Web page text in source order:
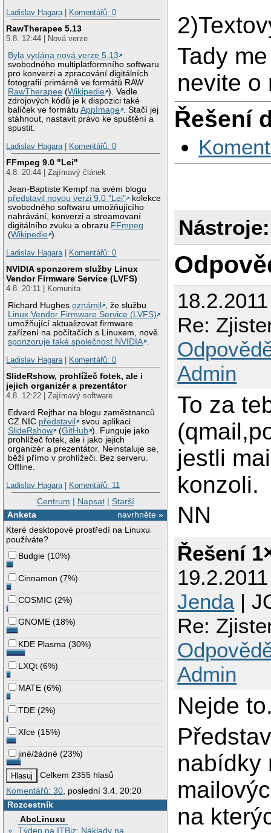
Ladislav Hagara| Komentářů: 0
RawTherapee 5.13
5.8. 12:44 | Nová verze
Byla vydána nová verze 5.13
svobodného multiplatformního softwaru
pro konverzi a zpracování digitálních
fotografií primárně ve formátů RAW
RawTherapee (Wikipedie ). Vedle
zdrojových kódů je k dispozici také
balíček ve formátuAppImage . Stačí jej
stáhnout, nastavit právo ke spuštění a
spustit.
Ladislav Hagara| Komentářů: 0
FFmpeg 9.0 "Lei"
4.8. 20:44 | Zajímavý článek
Jean-Baptiste Kempf na svém blogu
představil novou verzi 9.0 "Lei"
kolekce
svobodného softwaru umožňujícího
nahrávání, konverzi a streamovaní
digitálního zvuku a obrazu FFmpeg
(Wikipedie ).
Ladislav Hagara| Komentářů: 0
NVIDIA sponzorem služby Linux
Vendor Firmware Service (LVFS)
4.8. 20:11 | Komunita
Richard Hughesoznámil
, že službu
Linux Vendor Firmware Service (LVFS)
umožňující aktualizovat firmware
zařízení na počítačích s Linuxem, nově
sponzoruje také společnost NVIDIA .
Ladislav Hagara| Komentářů: 0
SlideRshow, prohlížeč fotek, ale i
jejich organizér a prezentátor
4.8. 12:22 | Zajímavý software
Edvard Rejthar na blogu zaměstnanců
CZ.NIC představil
svou aplikaci
SlideRshow
(GitHub ). Funguje jako
prohlížeč fotek, ale i jako jejich
organizér a prezentátor. Neinstaluje se,
běží přímo v prohlížeči. Bez serveru.
Offline.
Ladislav Hagara| Komentářů: 11
Centrum | Napsat| Starší
navrhněte »
Anketa
Které desktopové prostředí na Linuxu
používáte?
Budgie (10%)
Cinnamon (7%)
COSMIC (2%)
GNOME (18%)
KDE Plasma (30%)
LXQt (6%)
MATE (6%)
TDE (2%)
Xfce (15%)
jiné/žádné (23%)
Celkem 2355 hlasů
Komentářů: 30 , poslední 3.4. 20:20
Rozcestník
AbcLinuxu
Týden na ITBiz: Náklady na
Tady
nevite o
Řešení
Nástroje:
Re:
Admin
To za
jestli
konzoli.
NN
Řešení
Jenda|
Re:
Admin
Nejde
nabídky
na